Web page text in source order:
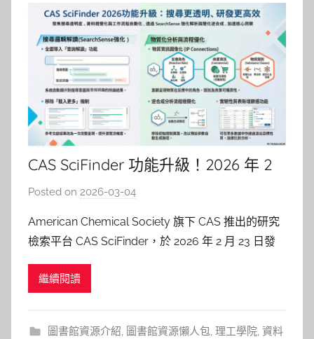
CAS SciFinder 功能升級！2026 年 2
月更新重點
Posted on 2026-03-04
p
i
American Chemical Society 旗下 CAS 推出的研究
檢索平台 CAS SciFinder，於 2026 年 2 月 23 日發
布最新功能更新。本次升級聚焦於「SearchSense
搜尋透明度提升」、「IP Connections 視覺化強
繼續閱讀
圖書館資源介紹, 圖書館資源懶人包, 理工學院, 資料